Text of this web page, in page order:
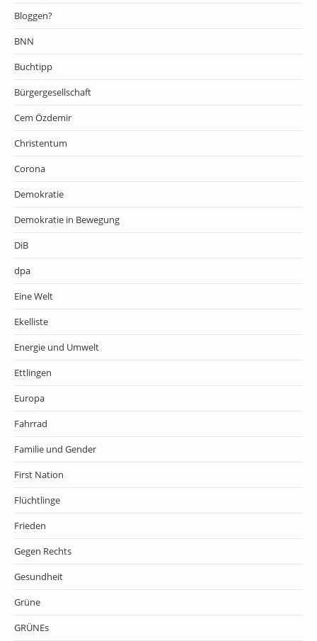
Bloggen?
BNN
Buchtipp
Bürgergesellschaft
Cem Özdemir
Christentum
Corona
Demokratie
Demokratie in Bewegung
DiB
dpa
Eine Welt
Ekelliste
Energie und Umwelt
Ettlingen
Europa
Fahrrad
Familie und Gender
First Nation
Flüchtlinge
Frieden
Gegen Rechts
Gesundheit
Grüne
GRÜNEs